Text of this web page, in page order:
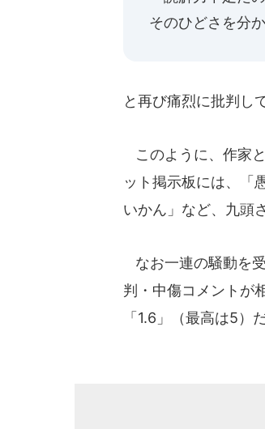
そのひどさを分
と再び痛烈に批判し
このように、作家
ット掲示板には、「
いかん」など、九頭
なお一連の騒動を
判・中傷コメントが
「1.6」（最高は5）だ